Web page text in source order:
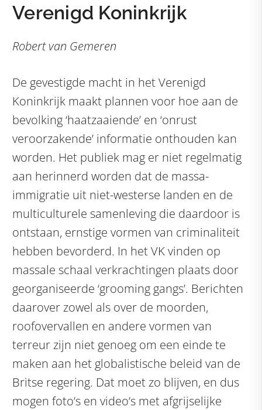
Verenigd Koninkrijk
Robert van Gemeren
De gevestigde macht in het Verenigd
Koninkrijk maakt plannen voor hoe aan de
bevolking ‘haatzaaiende’ en ‘onrust
veroorzakende’ informatie onthouden kan
worden. Het publiek mag er niet regelmatig
aan herinnerd worden dat de massa-
immigratie uit niet-westerse landen en de
multiculturele samenleving die daardoor is
ontstaan, ernstige vormen van criminaliteit
hebben bevorderd. In het VK vinden op
massale schaal verkrachtingen plaats door
georganiseerde ‘grooming gangs’. Berichten
daarover zowel als over de moorden,
roofovervallen en andere vormen van
terreur zijn niet genoeg om een einde te
maken aan het globalistische beleid van de
Britse regering. Dat moet zo blijven, en dus
mogen foto’s en video’s met afgrijselijke